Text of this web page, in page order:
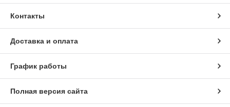
Контакты
Доставка и оплата
График работы
Полная версия сайта